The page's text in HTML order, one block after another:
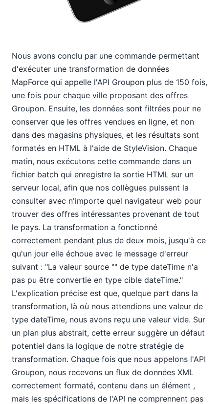
Nous avons conclu par une commande permettant
d'exécuter une transformation de données
MapForce qui appelle l'API Groupon plus de 150 fois,
une fois pour chaque ville proposant des offres
Groupon. Ensuite, les données sont filtrées pour ne
conserver que les offres vendues en ligne, et non
dans des magasins physiques, et les résultats sont
formatés en HTML à l'aide de StyleVision. Chaque
matin, nous exécutons cette commande dans un
fichier batch qui enregistre la sortie HTML sur un
serveur local, afin que nos collègues puissent la
consulter avec n'importe quel navigateur web pour
trouver des offres intéressantes provenant de tout
le pays. La transformation a fonctionné
correctement pendant plus de deux mois, jusqu'à ce
qu'un jour elle échoue avec le message d'erreur
suivant : "La valeur source "" de type dateTime n'a
pas pu être convertie en type cible dateTime."
L'explication précise est que, quelque part dans la
transformation, là où nous attendions une valeur de
type dateTime, nous avons reçu une valeur vide. Sur
un plan plus abstrait, cette erreur suggère un défaut
potentiel dans la logique de notre stratégie de
transformation. Chaque fois que nous appelons l'API
Groupon, nous recevons un flux de données XML
correctement formaté, contenu dans un élément ,
mais les spécifications de l'API ne comprennent pas